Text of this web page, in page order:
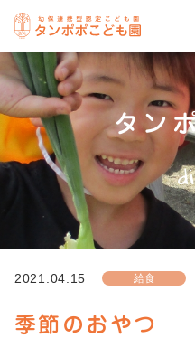
タン
2021.04.15 給食
季節のおやつ